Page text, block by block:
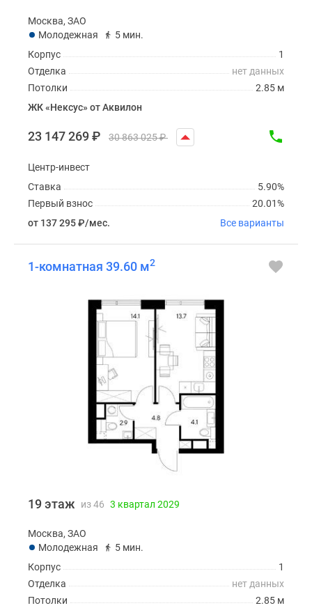
Москва, ЗАО
Молодежная
5 мин.
1
Корпус
нет данных
Отделка
2.85 м
Потолки
ЖК «Нексус» от Аквилон
23 147 269₽ 30 863 025₽
Центр-инвест
5.90%
Ставка
20.01%
Первый взнос
от 137 295₽/мес. Все варианты
1-комнатная 39.60 м2
19 этаж из 46 3 квартал 2029
Москва, ЗАО
Молодежная
5 мин.
1
Корпус
нет данных
Отделка
2.85 м
Потолки